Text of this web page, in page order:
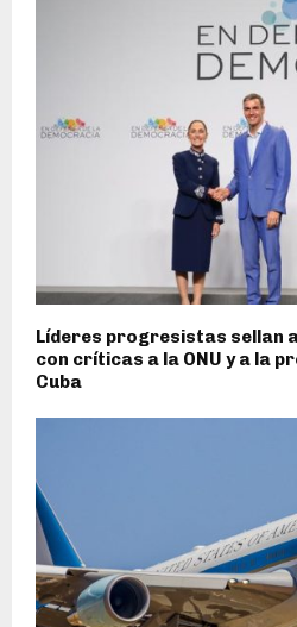
Líderes progresistas sellan
con críticas a la ONU y a la
Cuba